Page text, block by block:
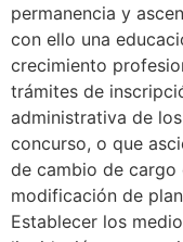
permanencia y
con ello una
crecimiento
trámites de
administrativa de
concurso, o que
de cambio de
modificación de
Establecer los